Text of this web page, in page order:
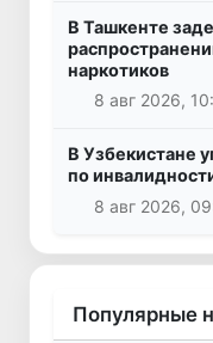
В Ташкенте
наркотиков
8 авг 2026,
В Узбекистане
по
8 авг 2026,
Популярные